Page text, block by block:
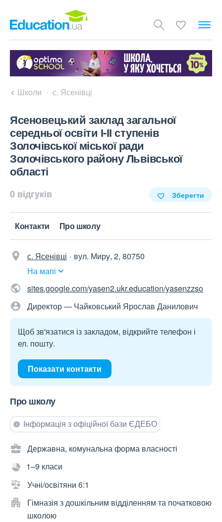
Школи с. Ясенівці
Ясеновецький заклад загальної
середньої освіти І-ІІ ступенів
Золочівської міської ради
Золочівського району Львівської
області
0 відгуків Зберегти
Контакти Про школу
с. Ясенівці
вул. Миру, 2, 80750
На мапі
sites.google.com/yasen2.ukr.education/yasenzzso
Директор — Чайковський Ярослав Данилович
Щоб зв'язатися із закладом, відкрийте телефон і
ел. пошту.
Показати контакти
Про школу
Інформація з офіційної бази ЄДЕБО
Державна, комунальна форма власності
1–9 класи
Учні/освітяни 6:1
Гімназія з дошкільним відділенням та початковою
школою